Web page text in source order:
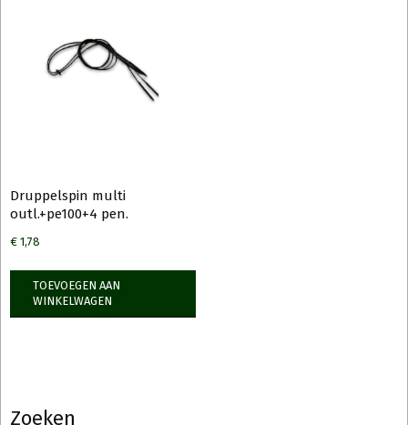
Druppelspin multi
outl.+pe100+4 pen.
€ 1,78
TOEVOEGEN AAN
WINKELWAGEN
Zoeken